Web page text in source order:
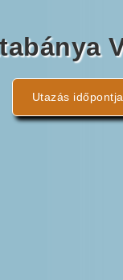
Utazás